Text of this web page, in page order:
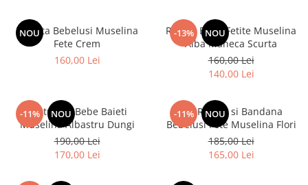
NOU
Rochita Bebelusi Muselina
Fete Crem
160,00 Lei
-13% NOU
Rochie Bebe Fetite Muselina
Alba Maneca Scurta
160,00 Lei
140,00 Lei
-11% NOU
Costumas Bebe Baieti
Muselina Albastru Dungi
190,00 Lei
170,00 Lei
-11% NOU
Set Rochie si Bandana
Bebelusi Fete Muselina Flori
185,00 Lei
165,00 Lei